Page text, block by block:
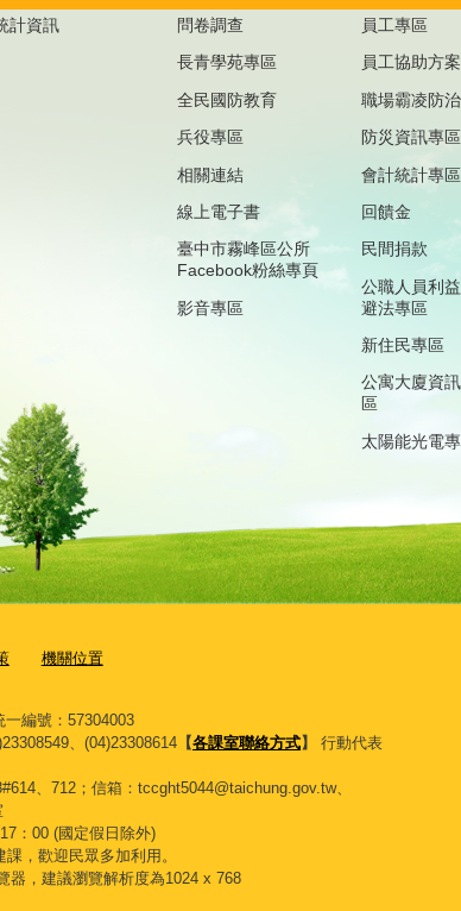
計資訊
問卷調查
長青學苑專區
全民國防教育
兵役專區
相關連結
線上電子書
臺中市霧峰區公所
Facebook粉絲專頁
影音專區
員工專區
員工協助方案
職場霸凌防
防災資訊專區
會計統計專區
回饋金
民間捐款
公職人員利
避法專區
新住民專區
公寓大廈資
區
太陽能光電
機關位置
編號：57304003
、(04)23308614 【各課室聯絡方式】
行動代表
、712；信箱：tccght5044@taichung.gov.tw、
：00 (國定假日除外)
，歡迎民眾多加利用。
器，建議瀏覽解析度為1024 x 768